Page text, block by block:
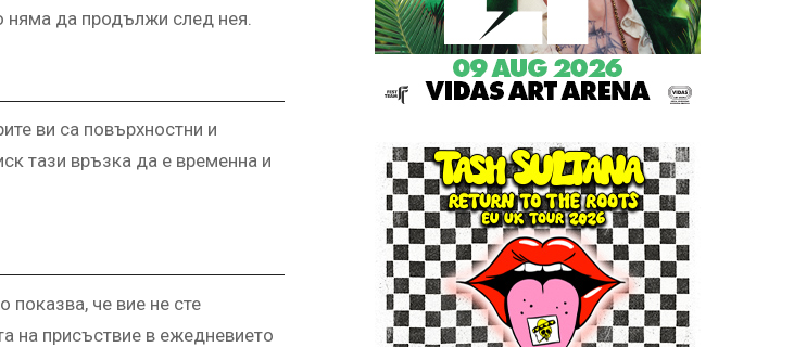
няма да продължи след нея.
ви са повърхностни и
тази връзка да е временна и
че вие не сте
на присъствие в ежедневието